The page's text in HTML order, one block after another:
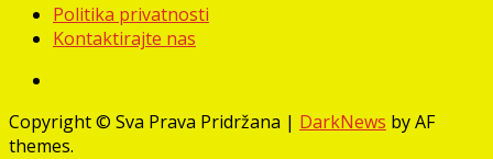
Politika privatnosti
Kontaktirajte nas
Copyright © Sva Prava Pridržana | DarkNews by AF
themes.